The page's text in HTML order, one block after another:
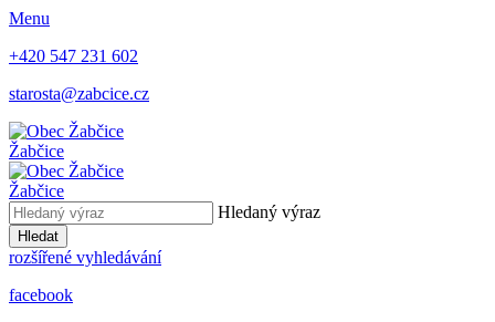
Menu
+420 547 231 602
starosta@zabcice.cz
Žabčice
Žabčice
Hledaný výraz
Hledat
rozšířené vyhledávání
facebook